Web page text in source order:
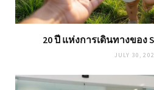
20 ปี แห่งการเดินทางของ
JULY 30,